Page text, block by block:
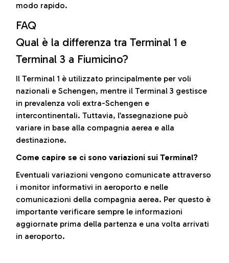
modo rapido.
FAQ
Qual è la differenza tra Terminal 1 e
Terminal 3 a Fiumicino?
Il Terminal 1 è utilizzato principalmente per voli
nazionali e Schengen, mentre il Terminal 3 gestisce
in prevalenza voli extra-Schengen e
intercontinentali. Tuttavia, l’assegnazione può
variare in base alla compagnia aerea e alla
destinazione.
Come capire se ci sono variazioni sui Terminal?
Eventuali variazioni vengono comunicate attraverso
i monitor informativi in aeroporto e nelle
comunicazioni della compagnia aerea. Per questo è
importante verificare sempre le informazioni
aggiornate prima della partenza e una volta arrivati
in aeroporto.